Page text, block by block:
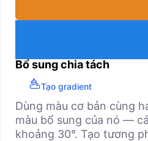
Bổ sung chia tách
Tạo gradient
Dùng màu cơ bản cùng
màu bổ sung của nó —
khoảng 30°. Tạo tương